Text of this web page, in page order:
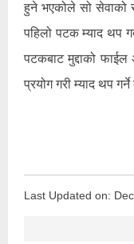
हुने भएकोले सो सेवाको
पहिलो पटक म्याद थप
पटकबाट मुद्दाको
प्रयोग गरी म्याद थप
Last Updated on: